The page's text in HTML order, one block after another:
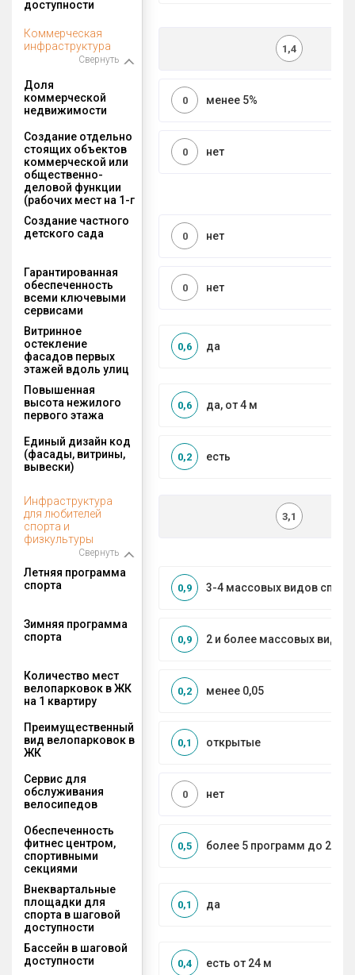
доступности
Коммерческая
инфраструктура
Свернуть
1,4
Доля
коммерческой
недвижимости
менее 5%
0
Создание отдельно
стоящих объектов
коммерческой или
общественно-
деловой функции
(рабочих мест на 1-г
нет
0
Создание частного
детского сада
нет
0
Гарантированная
обеспеченность
всеми ключевыми
сервисами
нет
0
Витринное
остекление
фасадов первых
этажей вдоль улиц
да
0,6
Повышенная
высота нежилого
первого этажа
да, от 4 м
0,6
Единый дизайн код
(фасады, витрины,
вывески)
есть
0,2
Инфраструктура
для любителей
спорта и
физкультуры
Свернуть
3,1
Летняя программа
спорта
3-4 массовых видов
0,9
Зимняя программа
спорта
2 и более массовых видов
0,9
Количество мест
велопарковок в ЖК
на 1 квартиру
менее 0,05
0,2
Преимущественный
вид велопарковок в
ЖК
открытые
0,1
Сервис для
обслуживания
велосипедов
нет
0
Обеспеченность
фитнес центром,
спортивными
секциями
более 5 программ до 2 км
0,5
Внеквартальные
площадки для
спорта в шаговой
доступности
да
0,1
Бассейн в шаговой
доступности
есть от 24 м
0,4